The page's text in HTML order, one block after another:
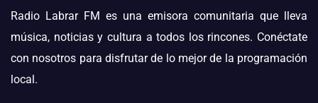
Radio Labrar FM es una emisora comunitaria que lleva
música, noticias y cultura a todos los rincones. Conéctate
con nosotros para disfrutar de lo mejor de la programación
local.